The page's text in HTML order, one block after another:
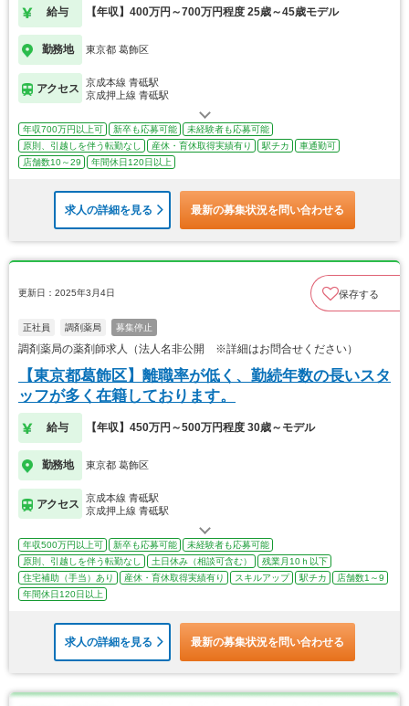
給与 【年収】400万円～700万円程度 25歳～45歳モデル
勤務地 東京都 葛飾区
アクセス
京成本線 青砥駅
京成押上線 青砥駅
年収700万円以上可 新卒も応募可能
未経験者も応募可能
原則、引越しを伴う転勤なし
産休・育休取得実績有り 駅チカ
車通勤可
店舗数10～29
年間休日120日以上
求人の詳細を見る 最新の募集状況を問い合わせる
更新日：2025年3月4日 保存する
正社員 調剤薬局 募集停止
調剤薬局の薬剤師求人（法人名非公開 ※詳細はお問合せください）
【東京都葛飾区】離職率が低く、勤続年数の長いスタ
ッフが多く在籍しております。
給与 【年収】450万円～500万円程度 30歳～モデル
勤務地 東京都 葛飾区
アクセス
京成本線 青砥駅
京成押上線 青砥駅
年収500万円以上可 新卒も応募可能
未経験者も応募可能
原則、引越しを伴う転勤なし
土日休み（相談可含む）
残業月10ｈ以下
住宅補助（手当）あり
産休・育休取得実績有り スキルアップ 駅チカ
店舗数1～9
年間休日120日以上
求人の詳細を見る 最新の募集状況を問い合わせる